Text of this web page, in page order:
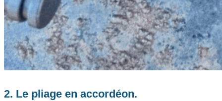
2. Le pliage en accordéon.